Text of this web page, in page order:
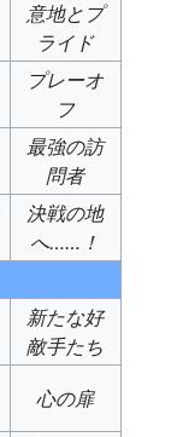
意地とプ
ライド
プレーオ
フ
最強の訪
問者
決戦の地
へ……！
新たな好
敵手たち
心の扉